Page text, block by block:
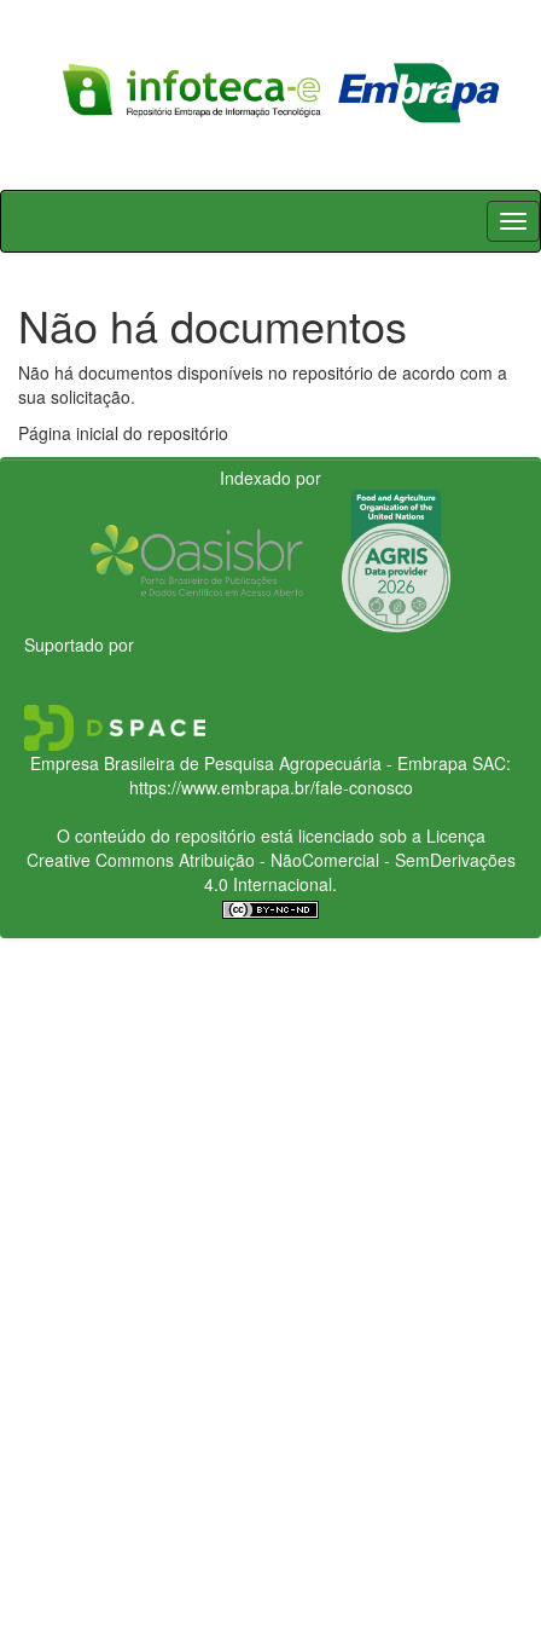
Skip
Não há documentos
Não há documentos disponíveis no repositório de acordo com a
sua solicitação.
Página inicial do repositório
Indexado por
Suportado por
Empresa Brasileira de Pesquisa Agropecuária - Embrapa SAC:
https://www.embrapa.br/fale-conosco
O conteúdo do repositório está licenciado sob a Licença
Creative CommonsAtribuição - NãoComercial - SemDerivações
4.0 Internacional.